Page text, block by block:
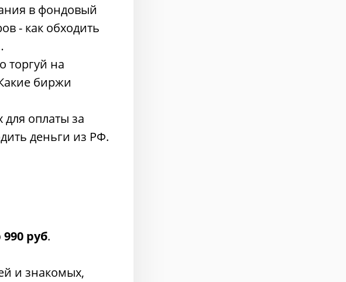
в фондовый
- как обходить
торгуй на
биржи
для оплаты за
деньги из РФ.
990 руб.
и знакомых,